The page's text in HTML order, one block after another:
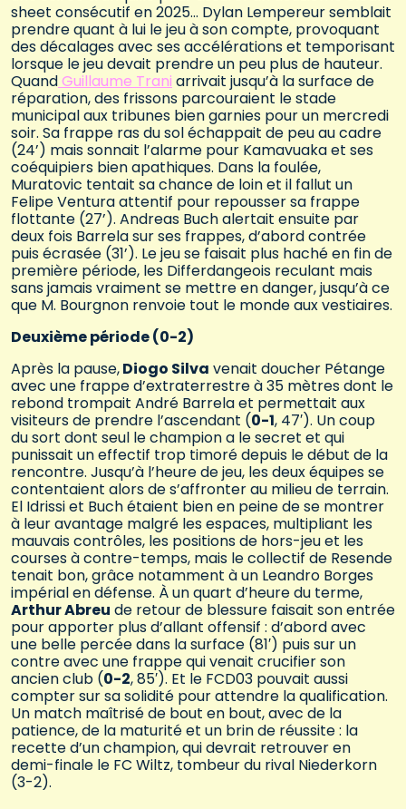
sheet consécutif en 2025… Dylan Lempereur semblait
prendre quant à lui le jeu à son compte, provoquant
des décalages avec ses accélérations et temporisant
lorsque le jeu devait prendre un peu plus de hauteur.
QuandGuillaume Trani arrivait jusqu’à la surface de
réparation, des frissons parcouraient le stade
municipal aux tribunes bien garnies pour un mercredi
soir. Sa frappe ras du sol échappait de peu au cadre
(24’) mais sonnait l’alarme pour Kamavuaka et ses
coéquipiers bien apathiques. Dans la foulée,
Muratovic tentait sa chance de loin et il fallut un
Felipe Ventura attentif pour repousser sa frappe
flottante (27’). Andreas Buch alertait ensuite par
deux fois Barrela sur ses frappes, d’abord contrée
puis écrasée (31’). Le jeu se faisait plus haché en fin de
première période, les Differdangeois reculant mais
sans jamais vraiment se mettre en danger, jusqu’à ce
que M. Bourgnon renvoie tout le monde aux vestiaires.
Deuxième période (0-2)
Après la pause,Diogo Silva venait doucher Pétange
avec une frappe d’extraterrestre à 35 mètres dont le
rebond trompait André Barrela et permettait aux
visiteurs de prendre l’ascendant (0-1, 47′). Un coup
du sort dont seul le champion a le secret et qui
punissait un effectif trop timoré depuis le début de la
rencontre. Jusqu’à l’heure de jeu, les deux équipes se
contentaient alors de s’affronter au milieu de terrain.
El Idrissi et Buch étaient bien en peine de se montrer
à leur avantage malgré les espaces, multipliant les
mauvais contrôles, les positions de hors-jeu et les
courses à contre-temps, mais le collectif de Resende
tenait bon, grâce notamment à un Leandro Borges
impérial en défense. À un quart d’heure du terme,
Arthur Abreu de retour de blessure faisait son entrée
pour apporter plus d’allant offensif : d’abord avec
une belle percée dans la surface (81′) puis sur un
contre avec une frappe qui venait crucifier son
ancien club (0-2, 85′). Et le FCD03 pouvait aussi
compter sur sa solidité pour attendre la qualification.
Un match maîtrisé de bout en bout, avec de la
patience, de la maturité et un brin de réussite : la
recette d’un champion, qui devrait retrouver en
demi-finale le FC Wiltz, tombeur du rival Niederkorn
(3-2).